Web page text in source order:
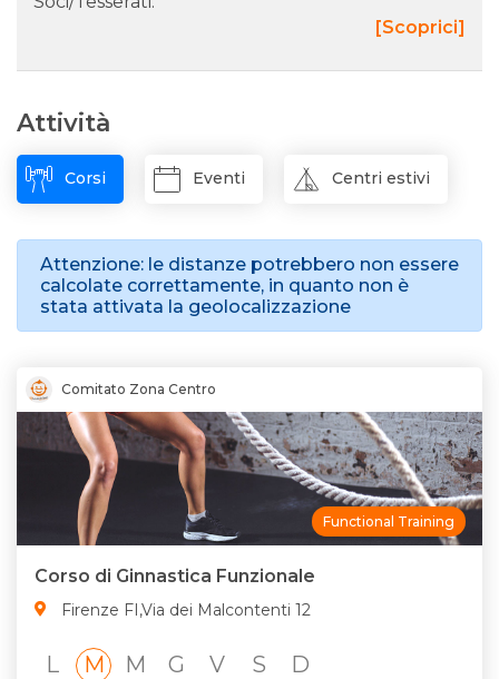
[Scoprici]
Attività
Corsi Eventi Centri estivi
Attenzione: le distanze potrebbero non essere
calcolate correttamente, in quanto non è
stata attivata la geolocalizzazione
Comitato Zona Centro
Functional Training
Corso di Ginnastica Funzionale
Firenze FI,Via dei Malcontenti 12
L M M G V S D